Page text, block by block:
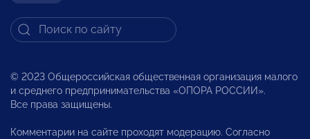
© 2023 Общероссийская общественная организация малого
и среднего предпринимательства «ОПОРА РОССИИ».
Все права защищены.
Комментарии на сайте проходят модерацию. Согласно